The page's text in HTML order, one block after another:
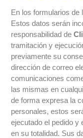
En los formularios de
Estos datos serán
responsabilidad de
tramitación y
previamente su
dirección de correo
comunicaciones
las mismas en
de forma expresa la
personales, estos
ejecutado el pedido y
en su totalidad. Sus